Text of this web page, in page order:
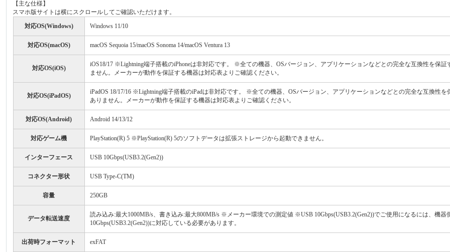
【主な仕様】
スマホ版サイトは横にスクロールしてご確認いただけます。
対応OS(Windows)
Windows 11/10
対応OS(macOS) macOS Sequoia 15/macOS Sonoma 14/macOS Ventura 13
対応OS(iOS)
iOS18/17 ※Lightning端子搭載のiPhoneは非対応です。 ※全ての機器、OSバージョン、アプリケーションなどとの完全な互換性を保証
ません。メーカーが動作を保証する機器は対応表よりご確認ください。
対応OS(iPadOS)
iPadOS 18/17/16 ※Lightning端子搭載のiPadは非対応です。 ※全ての機器、OSバージョン、アプリケーションなどとの完全な互換性を
ありません。メーカーが動作を保証する機器は対応表よりご確認ください。
対応OS(Android) Android 14/13/12
対応ゲーム機 PlayStation(R) 5 ※PlayStation(R) 5のソフトデータは拡張ストレージから起動できません。
インターフェース USB 10Gbps(USB3.2(Gen2))
コネクター形状 USB Type-C(TM)
容量 250GB
データ転送速度
読み込み:最大1000MB/s、書き込み:最大800MB/s ※メーカー環境での測定値 ※USB 10Gbps(USB3.2(Gen2))でご使用になるには、機器
10Gbps(USB3.2(Gen2))に対応している必要があります。
出荷時フォーマット exFAT